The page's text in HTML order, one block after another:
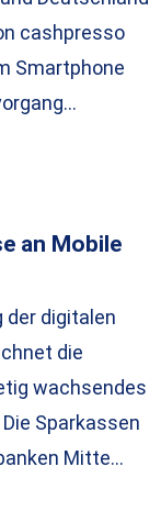
cashpresso
Smartphone
an Mobile
der digitalen
die
wachsendes
Sparkassen
Mitte…